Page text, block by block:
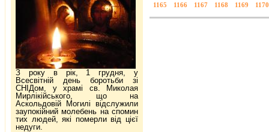
1165 1166 1167 1168 1169 1170
З року в рік, 1 грудня, у
Всесвітній день боротьби зі
СНІДом, у храмі св. Миколая
Мирлікійського, що на
Аскольдовій Могилі відслужили
заупокійний молебень на спомин
тих людей, які померли від цієї
недуги.